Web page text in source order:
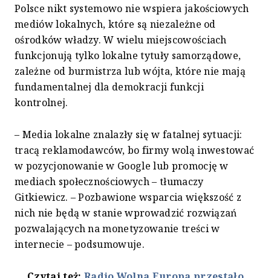
Polsce nikt systemowo nie wspiera jakościowych
mediów lokalnych, które są niezależne od
ośrodków władzy. W wielu miejscowościach
funkcjonują tylko lokalne tytuły samorządowe,
zależne od burmistrza lub wójta, które nie mają
fundamentalnej dla demokracji funkcji
kontrolnej.
– Media lokalne znalazły się w fatalnej sytuacji:
tracą reklamodawców, bo firmy wolą inwestować
w pozycjonowanie w Google lub promocję w
mediach społecznościowych – tłumaczy
Gitkiewicz. – Pozbawione wsparcia większość z
nich nie będą w stanie wprowadzić rozwiązań
pozwalających na monetyzowanie treści w
internecie – podsumowuje.